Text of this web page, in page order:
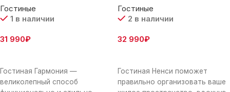
Гостиные
1 в наличии
31 990₽
Гостиная Гармония —
великолепный способ
Гостиные
2 в наличии
32 990₽
Гостиная Ненси поможет
правильно организовать ваше